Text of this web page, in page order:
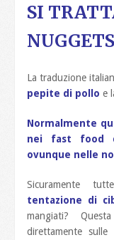
SI
La traduzione
pepite di pollo e
Normalmente
nei fast food
ovunque nelle
Sicuramente
tentazione di
mangiati?
direttamente